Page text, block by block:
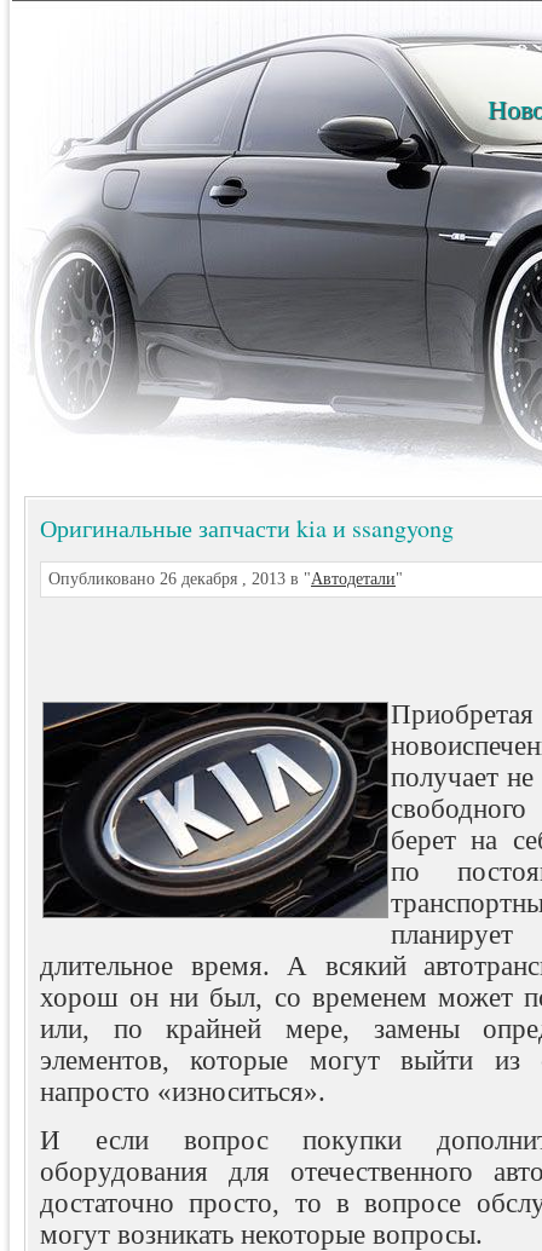
Оригинальные запчасти kia и ssangyong
Опубликовано 26 декабря , 2013 в "Автодетали"
получает
берет на
по
длительное время. А всякий
хорош он ни был, со временем может
или, по крайней мере, замены
элементов, которые могут выйти из
напросто «износиться».
И если вопрос покупки
оборудования для отечественного
достаточно просто, то в вопросе
могут возникать некоторые вопросы.